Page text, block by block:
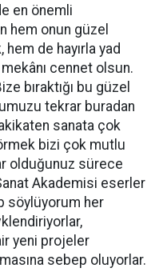
en önemli
hem onun güzel
hem de hayırla yad
cennet olsun.
bıraktığı bu güzel
tekrar buradan
sanata çok
bizi çok mutlu
olduğunuz sürece
Akademisi eserler
söylüyorum her
yeni projeler
sebep oluyorlar.